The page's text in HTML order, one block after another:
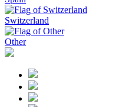
Switzerland
Other